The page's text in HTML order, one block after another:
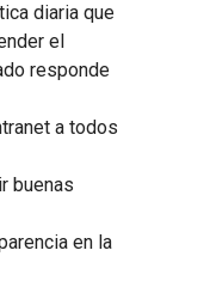
diaria que
el
responde
a todos
buenas
en la